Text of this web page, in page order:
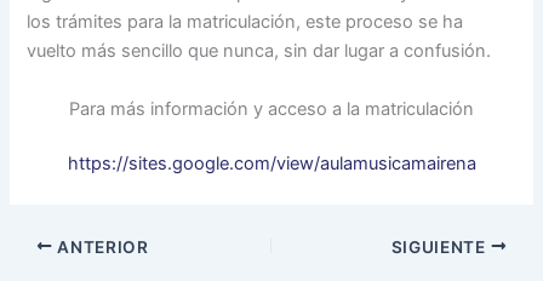
los trámites para la matriculación, este proceso se ha
vuelto más sencillo que nunca, sin dar lugar a confusión.
Para más información y acceso a la matriculación
https://sites.google.com/view/aulamusicamairena
ANTERIOR SIGUIENTE